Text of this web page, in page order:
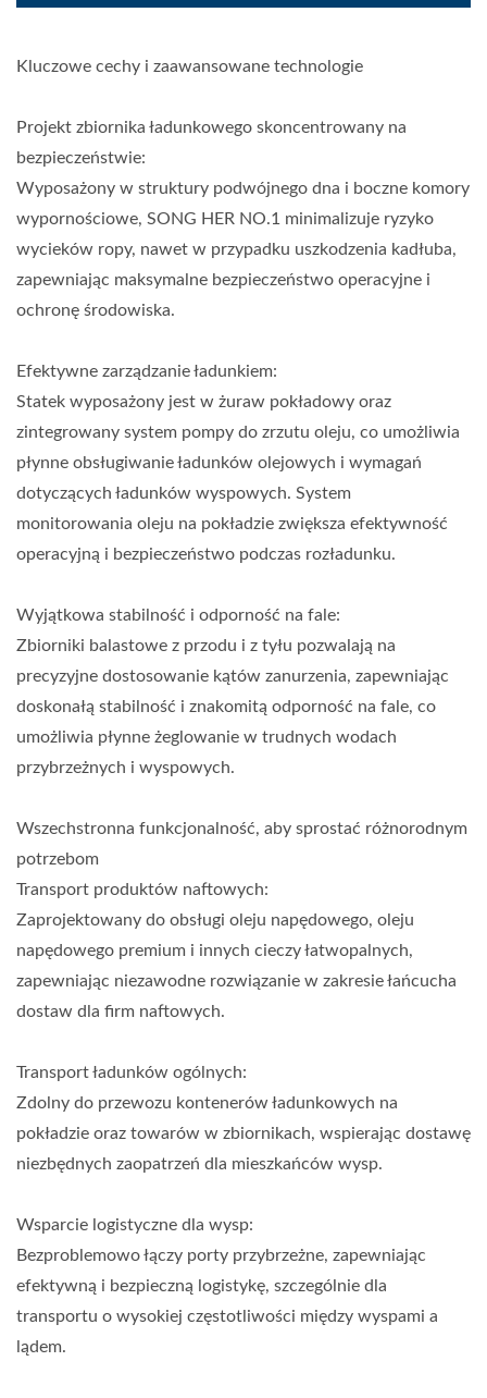
Kluczowe cechy i zaawansowane technologie
Projekt zbiornika ładunkowego skoncentrowany na
bezpieczeństwie:
Wyposażony w struktury podwójnego dna i boczne komory
wypornościowe, SONG HER NO.1 minimalizuje ryzyko
wycieków ropy, nawet w przypadku uszkodzenia kadłuba,
zapewniając maksymalne bezpieczeństwo operacyjne i
ochronę środowiska.
Efektywne zarządzanie ładunkiem:
Statek wyposażony jest w żuraw pokładowy oraz
zintegrowany system pompy do zrzutu oleju, co umożliwia
płynne obsługiwanie ładunków olejowych i wymagań
dotyczących ładunków wyspowych. System
monitorowania oleju na pokładzie zwiększa efektywność
operacyjną i bezpieczeństwo podczas rozładunku.
Wyjątkowa stabilność i odporność na fale:
Zbiorniki balastowe z przodu i z tyłu pozwalają na
precyzyjne dostosowanie kątów zanurzenia, zapewniając
doskonałą stabilność i znakomitą odporność na fale, co
umożliwia płynne żeglowanie w trudnych wodach
przybrzeżnych i wyspowych.
Wszechstronna funkcjonalność, aby sprostać różnorodnym
potrzebom
Transport produktów naftowych:
Zaprojektowany do obsługi oleju napędowego, oleju
napędowego premium i innych cieczy łatwopalnych,
zapewniając niezawodne rozwiązanie w zakresie łańcucha
dostaw dla firm naftowych.
Transport ładunków ogólnych:
Zdolny do przewozu kontenerów ładunkowych na
pokładzie oraz towarów w zbiornikach, wspierając dostawę
niezbędnych zaopatrzeń dla mieszkańców wysp.
Wsparcie logistyczne dla wysp:
Bezproblemowo łączy porty przybrzeżne, zapewniając
efektywną i bezpieczną logistykę, szczególnie dla
transportu o wysokiej częstotliwości między wyspami a
lądem.